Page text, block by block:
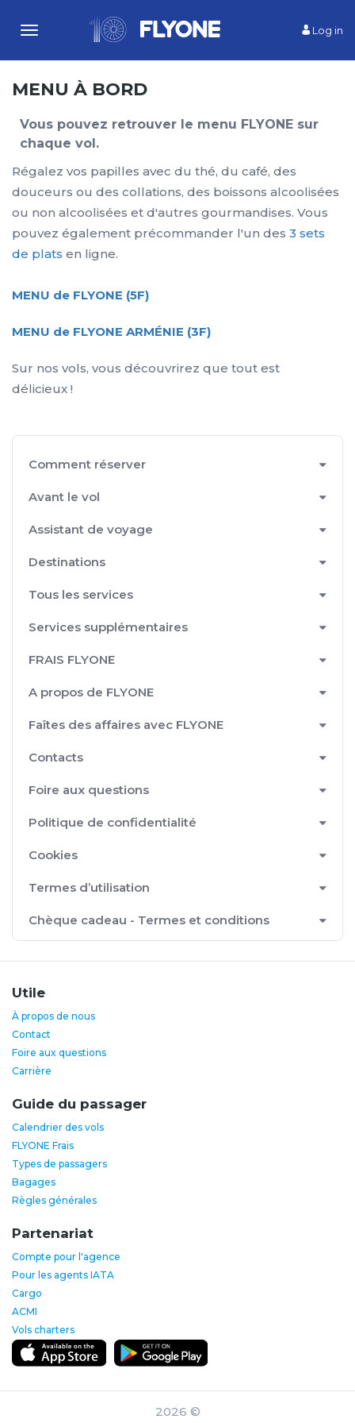
Toggle
Log in
MENU À BORD
Comment réserver
Avant le vol
Assistant de voyage
Destinations
Tous les services
Services supplémentaires
FRAIS FLYONE
A propos de FLYONE
Faîtes des affaires avec FLYONE
Contacts
Foire aux questions
Politique de confidentialité
Cookies
Termes d’utilisation
Chèque cadeau - Termes et conditions
Vous pouvez retrouver le menu FLYONE sur
chaque vol.
Régalez vos papilles avec du thé, du café, des
douceurs ou des collations, des boissons alcoolisées
ou non alcoolisées et d'autres gourmandises. Vous
pouvez également précommander l'un des 3 sets
de plats en ligne.
MENU de FLYONE (5F)
MENU de FLYONE ARMÉNIE (3F)
Sur nos vols, vous découvrirez que tout est
délicieux !
Utile
À propos de nous
Contact
Foire aux questions
Carrière
Guide du passager
Calendrier des vols
FLYONE Frais
Types de passagers
Bagages
Règles générales
Partenariat
Compte pour l'agence
Pour les agents IATA
Cargo
ACMI
Vols charters
2026 ©